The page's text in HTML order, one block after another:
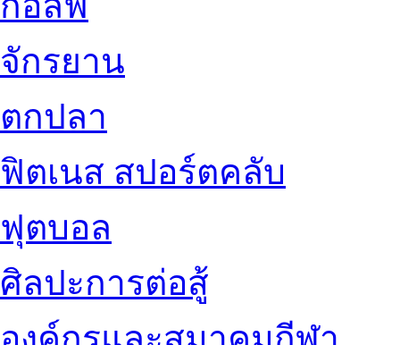
จักรยาน
ตกปลา
ฟิตเนส สปอร์ตคลับ
ฟุตบอล
ศิลปะการต่อสู้